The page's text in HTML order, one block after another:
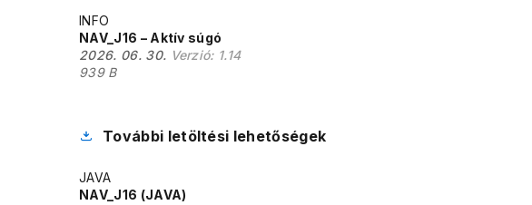
INFO
NAV_J16 – Aktív súgó
2026. 06. 30. Verzió: 1.14
939 B
További letöltési lehetőségek
JAVA
NAV_J16 (JAVA)